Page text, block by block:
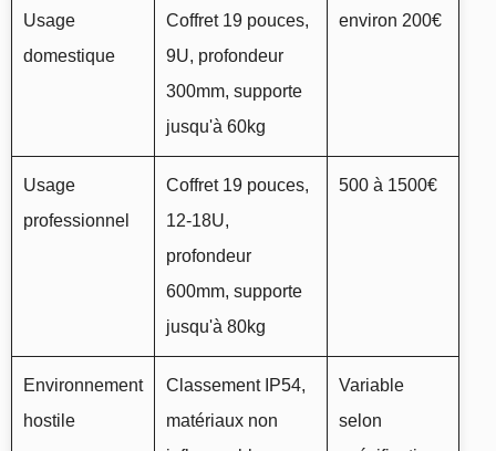
Usage
domestique
Coffret 19 pouces,
9U, profondeur
300mm, supporte
jusqu'à 60kg
environ 200€
Usage
professionnel
Coffret 19 pouces,
12-18U,
profondeur
600mm, supporte
jusqu'à 80kg
500 à 1500€
Environnement
hostile
Classement IP54,
matériaux non
Variable
selon